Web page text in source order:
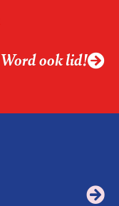
Word ook lid!